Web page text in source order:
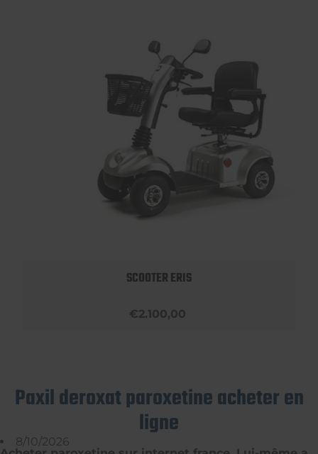
SCOOTER ERIS
€2.100,00
Paxil deroxat paroxetine acheter en
ligne
8/10/2026